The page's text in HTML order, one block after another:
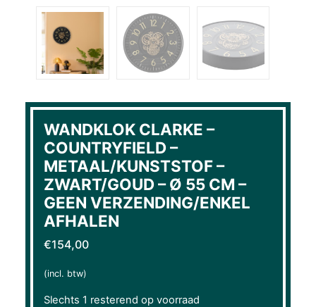
WANDKLOK CLARKE –
COUNTRYFIELD –
METAAL/KUNSTSTOF –
ZWART/GOUD – Ø 55 CM –
GEEN VERZENDING/ENKEL
AFHALEN
€154,00
(incl. btw)
Slechts 1 resterend op voorraad